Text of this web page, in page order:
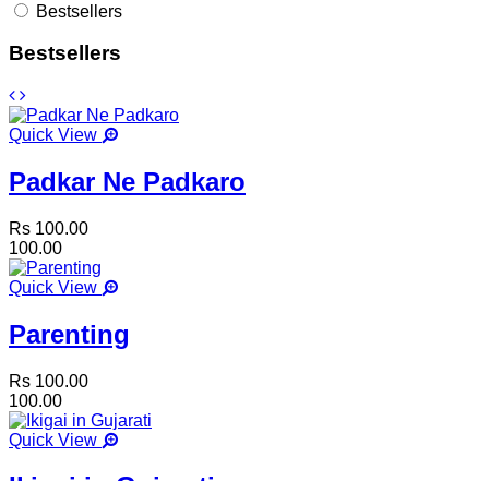
Bestsellers
Bestsellers
Quick View
Padkar Ne Padkaro
Rs 100.00
100.00
Quick View
Parenting
Rs 100.00
100.00
Quick View